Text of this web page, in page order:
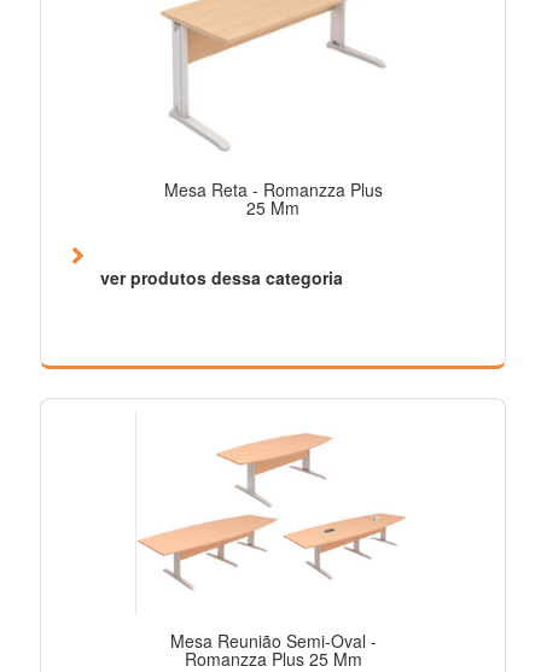
Mesa Reta - Romanzza Plus
25 Mm
ver produtos dessa categoria
Mesa Reunião Semi-Oval -
Romanzza Plus 25 Mm